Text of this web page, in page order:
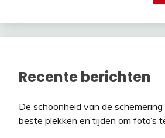
Recente berichten
De schoonheid van de
beste plekken en tijden om foto’s